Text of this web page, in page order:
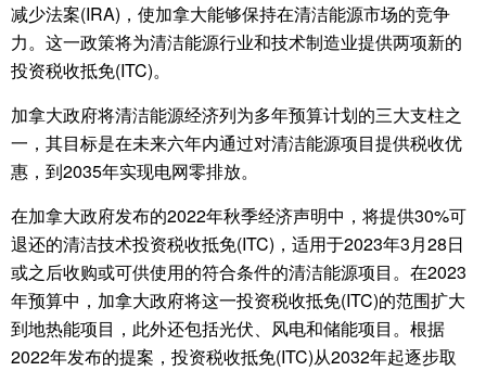
减少法案(IRA)，使加拿大能够保持在清洁能源市场的竞争
力。这一政策将为清洁能源行业和技术制造业提供两项新的
投资税收抵免(ITC)。
加拿大政府将清洁能源经济列为多年预算计划的三大支柱之
一，其目标是在未来六年内通过对清洁能源项目提供税收优
惠，到2035年实现电网零排放。
在加拿大政府发布的2022年秋季经济声明中，将提供30%可
退还的清洁技术投资税收抵免(ITC)，适用于2023年3月28日
或之后收购或可供使用的符合条件的清洁能源项目。在2023
年预算中，加拿大政府将这一投资税收抵免(ITC)的范围扩大
到地热能项目，此外还包括光伏、风电和储能项目。根据
2022年发布的提案，投资税收抵免(ITC)从2032年起逐步取